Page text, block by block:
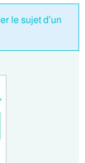
le sujet d’un